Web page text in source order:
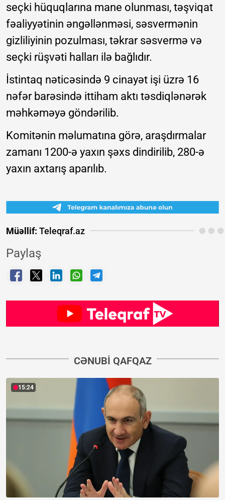
seçki hüquqlarına mane olunması, təşviqat
fəaliyyətinin əngəllənməsi, səsvermənin
gizliliyinin pozulması, təkrar səsvermə və
seçki rüşvəti halları ilə bağlıdır.
İstintaq nəticəsində 9 cinayət işi üzrə 16
nəfər barəsində ittiham aktı təsdiqlənərək
məhkəməyə göndərilib.
Komitənin məlumatına görə, araşdırmalar
zamanı 1200-ə yaxın şəxs dindirilib, 280-ə
yaxın axtarış aparılıb.
Müəllif: Teleqraf.az
Paylaş
CƏNUBI QAFQAZ
15:24